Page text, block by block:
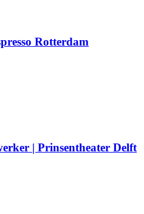
Rotterdam
| Prinsentheater Delft